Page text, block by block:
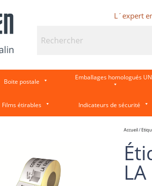
L´expert
Boite postale Emballages homologués UN
Films étirables Indicateurs de sécurité
Accueil/